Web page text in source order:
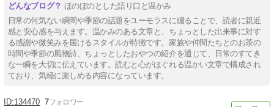
ほのぼのとした語り口と温かみ
日常の何気ない瞬間や季節の話題をユーモラスに綴ることで、読者に親近
感と安心感を与えます。温かみのある文章と、ちょっとした出来事に対す
る感謝や微笑みを届けるスタイルが特徴です。家族や仲間たちとのお茶の
時間や季節の風物詩、ちょっとしたおやつの紹介を通じて、日常のすてき
な一瞬を大切に伝えています。読むと心がほぐれる温かい文章で構成され
ており、気軽に楽しめる内容になっています。
134470 7